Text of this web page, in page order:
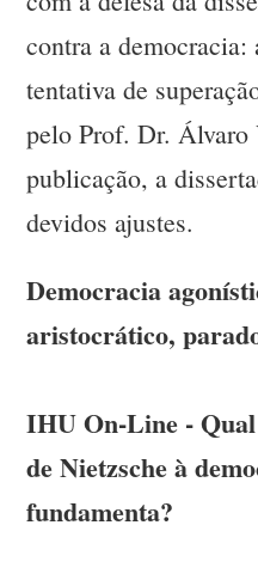
contra a
tentativa de
pelo Prof. Dr. Álvaro
publicação, a
devidos ajustes.
Democracia
aristocrático,
IHU On-Line -
de Nietzsche à
fundamenta?